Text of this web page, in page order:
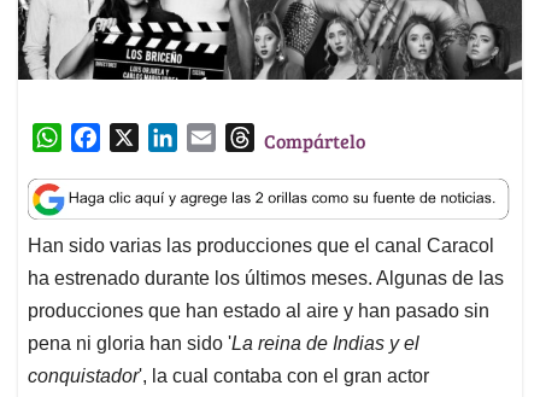
W
a
t
s
A
p
p
c
e
b
o
o
k
n
k
e
d
I
n
a
i
l
T
r
e
a
d
s
Compártelo
Han sido varias las producciones que el canal Caracol
ha estrenado durante los últimos meses. Algunas de las
producciones que han estado al aire y han pasado sin
pena ni gloria han sido 'La reina de Indias y el
conquistador', la cual contaba con el gran actor